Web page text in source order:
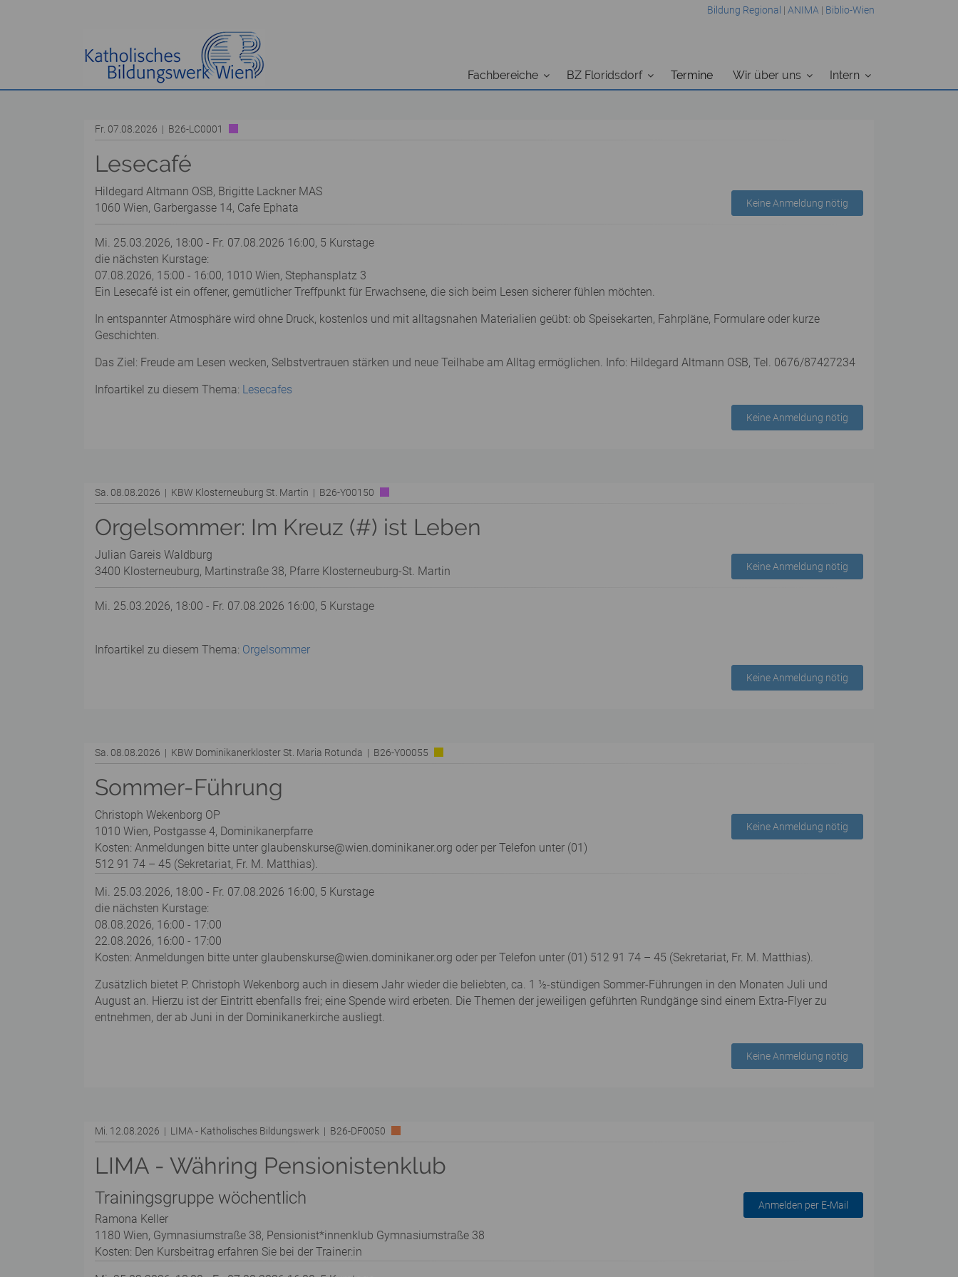
Bildung Regional | ANIMA | Biblio-Wien
Fachbereiche BZ Floridsdorf Termine Wir über uns Intern
Fr. 07.08.2026 | B26-LC0001
Lesecafé
Hildegard Altmann OSB, Brigitte Lackner MAS
1060 Wien, Garbergasse 14, Cafe Ephata
Keine Anmeldung nötig
Mi. 25.03.2026, 18:00 - Fr. 07.08.2026 16:00, 5 Kurstage
die nächsten Kurstage:
07.08.2026, 15:00 - 16:00, 1010 Wien, Stephansplatz 3
Ein Lesecafé ist ein offener, gemütlicher Treffpunkt für Erwachsene, die sich beim Lesen sicherer fühlen möchten.
In entspannter Atmosphäre wird ohne Druck, kostenlos und mit alltagsnahen Materialien geübt: ob Speisekarten, Fahrpläne, Formulare oder kurze
Geschichten.
Das Ziel: Freude am Lesen wecken, Selbstvertrauen stärken und neue Teilhabe am Alltag ermöglichen. Info: Hildegard Altmann OSB, Tel. 0676/87427234
Infoartikel zu diesem Thema: Lesecafes
Keine Anmeldung nötig
Sa. 08.08.2026 | KBW Klosterneuburg St. Martin | B26-Y00150
Orgelsommer: Im Kreuz (#) ist Leben
Julian Gareis Waldburg
3400 Klosterneuburg, Martinstraße 38, Pfarre Klosterneuburg-St. Martin
Keine Anmeldung nötig
Mi. 25.03.2026, 18:00 - Fr. 07.08.2026 16:00, 5 Kurstage
Infoartikel zu diesem Thema: Orgelsommer
Keine Anmeldung nötig
Sa. 08.08.2026 | KBW Dominikanerkloster St. Maria Rotunda | B26-Y00055
Sommer-Führung
Christoph Wekenborg OP
1010 Wien, Postgasse 4, Dominikanerpfarre
Kosten: Anmeldungen bitte unter glaubenskurse@wien.dominikaner.org oder per Telefon unter (01)
512 91 74 – 45 (Sekretariat, Fr. M. Matthias).
Keine Anmeldung nötig
Mi. 25.03.2026, 18:00 - Fr. 07.08.2026 16:00, 5 Kurstage
die nächsten Kurstage:
08.08.2026, 16:00 - 17:00
22.08.2026, 16:00 - 17:00
Kosten: Anmeldungen bitte unter glaubenskurse@wien.dominikaner.org oder per Telefon unter (01) 512 91 74 – 45 (Sekretariat, Fr. M. Matthias).
Zusätzlich bietet P. Christoph Wekenborg auch in diesem Jahr wieder die beliebten, ca. 1 ½-stündigen Sommer-Führungen in den Monaten Juli und
August an. Hierzu ist der Eintritt ebenfalls frei; eine Spende wird erbeten. Die Themen der jeweiligen geführten Rundgänge sind einem Extra-Flyer zu
entnehmen, der ab Juni in der Dominikanerkirche ausliegt.
Keine Anmeldung nötig
Mi. 12.08.2026 | LIMA - Katholisches Bildungswerk | B26-DF0050
LIMA - Währing Pensionistenklub
Trainingsgruppe wöchentlich
Ramona Keller
1180 Wien, Gymnasiumstraße 38, Pensionist*innenklub Gymnasiumstraße 38
Kosten: Den Kursbeitrag erfahren Sie bei der Trainer:in
Anmelden per E-Mail